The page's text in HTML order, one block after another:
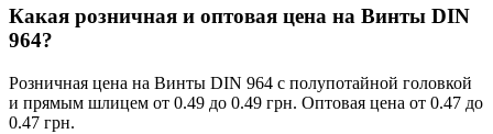
Какая розничная и оптовая цена на Винты DIN
964?
Розничная цена на Винты DIN 964 с полупотайной головкой
и прямым шлицем от 0.49 до 0.49 грн. Оптовая цена от 0.47 до
0.47 грн.